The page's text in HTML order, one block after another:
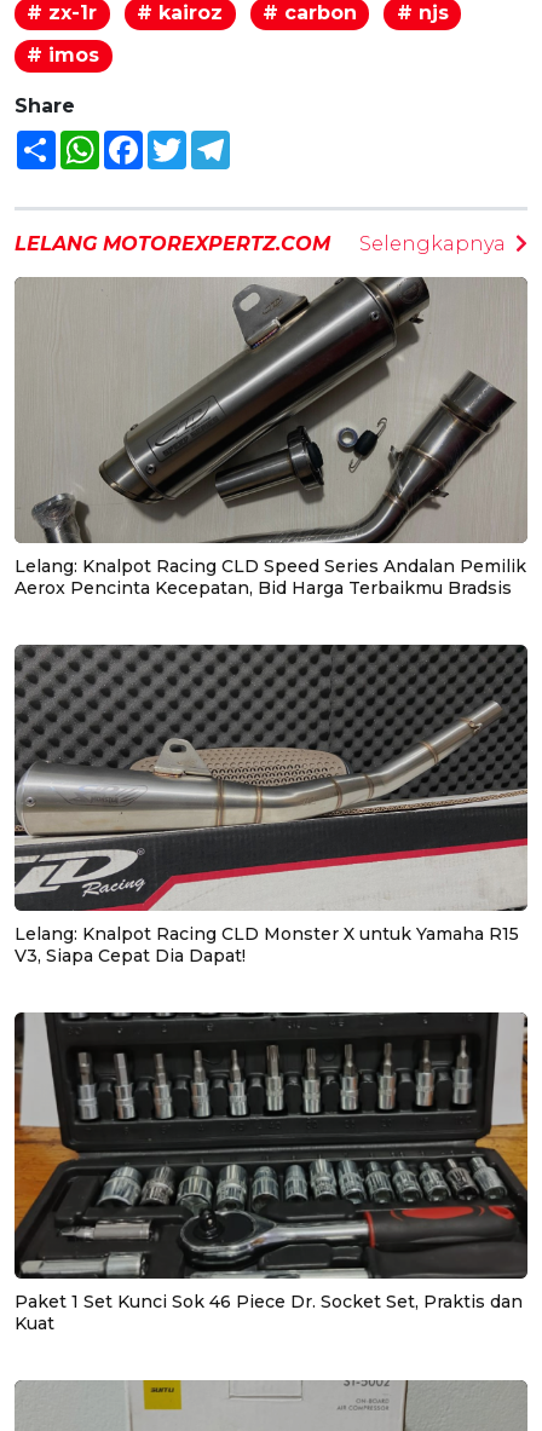
# zx-1r
# kairoz # carbon
# njs
# imos
Share
Share WhatsAppFacebook
Twitter
LELANG MOTOREXPERTZ.COM Selengkapnya
Lelang: Knalpot Racing CLD Speed Series Andalan Pemilik
Aerox Pencinta Kecepatan, Bid Harga Terbaikmu Bradsis
Lelang: Knalpot Racing CLD Monster X untuk Yamaha R15
V3, Siapa Cepat Dia Dapat!
Paket 1 Set Kunci Sok 46 Piece Dr. Socket Set, Praktis dan
Kuat